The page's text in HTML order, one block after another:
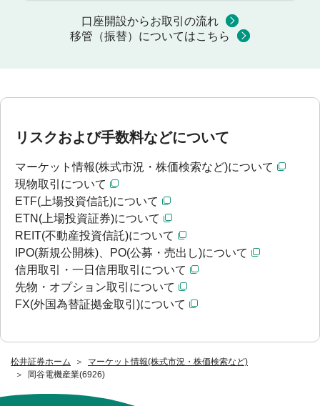
松井証券ホーム
マーケット情報(株式市況・株価検索など)
岡谷電機産業(6926)
口座開設からお取引の流れ
移管（振替）についてはこちら
リスクおよび手数料などについて
マーケット情報(株式市況・株価検索など)について
現物取引について
ETF(上場投資信託)について
ETN(上場投資証券)について
REIT(不動産投資信託)について
IPO(新規公開株)、PO(公募・売出し)について
信用取引・一日信用取引について
先物・オプション取引について
FX(外国為替証拠金取引)について